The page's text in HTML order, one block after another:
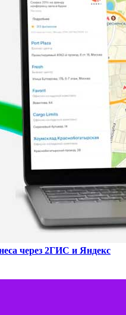
через 2ГИС и Яндекс